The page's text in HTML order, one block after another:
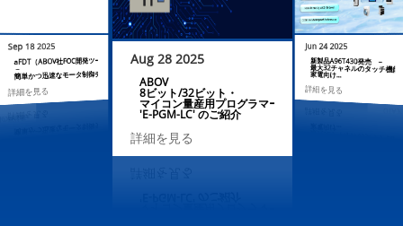
機能化…
高性能MCUを発売
Sep 18 2025
aFDT（ABOV社FOC開発ツール）
－
簡単かつ迅速なモータ制御チューニングのス…
詳細を見る
Aug 28 2025
ABOV
8ビット/32ビット・
マイコン量産用プログラマー
'E-PGM-LC' のご紹介
詳細を見る
Jun 24 2025
新製品A96T430発売 –
最大32チャネルのタッチ機能をサポート！
家電向け…
詳細を見る
詳細を